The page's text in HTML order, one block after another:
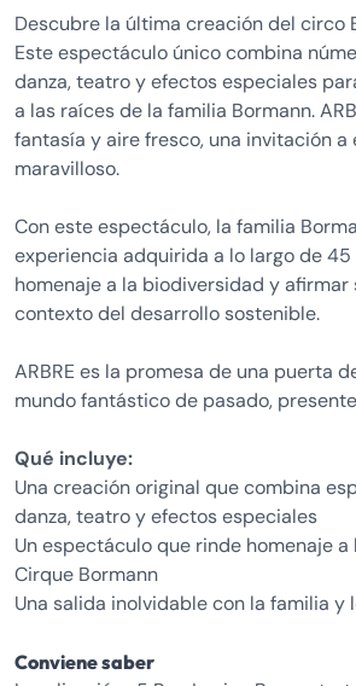
Descubre la última creación del circo
Este espectáculo único combina
danza, teatro y efectos especiales
a las raíces de la familia Bormann.
fantasía y aire fresco, una invitación a
maravilloso.
Con este espectáculo, la familia
experiencia adquirida a lo largo de
homenaje a la biodiversidad y afirmar
contexto del desarrollo sostenible.
ARBRE es la promesa de una puerta
mundo fantástico de pasado,
Qué incluye:
Una creación original que combina
danza, teatro y efectos especiales
Un espectáculo que rinde homenaje a
Cirque Bormann
Una salida inolvidable con la familia y
Conviene saber